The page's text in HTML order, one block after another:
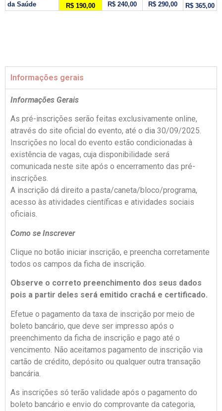
da Saúde
R$ 190,00 R$ 240,00 R$ 290,00 R$ 365,00
Informações gerais
Informações Gerais
As pré-inscrições serão feitas exclusivamente online,
através do site oficial do evento, até o dia 30/09/2025.
Inscrições no local do evento estão condicionadas à
existência de vagas, cuja disponibilidade será
comunicada neste site após o encerramento das pré-
inscrições.
A inscrição dá direito a pasta/caneta/bloco/programa,
acesso às atividades científicas e atividades sociais
oficiais.
Como se Inscrever
Clique no botão iniciar inscrição, e preencha corretamente
todos os campos da ficha de inscrição.
Observe o correto preenchimento dos seus dados
pois a partir deles será emitido crachá e certificado.
Efetue o pagamento da taxa de inscrição por meio de
boleto bancário, que deve ser impresso após o
preenchimento da ficha de inscrição e pago até o
vencimento. Não aceitamos pagamento de inscrição via
cartão de crédito, depósito ou qualquer outra transação
bancária.
As inscrições só terão validade após o pagamento do
boleto bancário e envio do comprovante da categoria,